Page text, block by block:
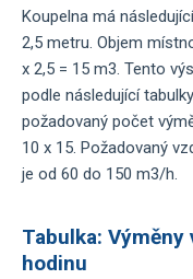
Koupelna má
2,5 metru. Objem
x 2,5 = 15 m3. Tento
podle následující
požadovaný počet
10 x 15. Požadovaný
je od 60 do 150 m3/h.
Tabulka:
hodinu